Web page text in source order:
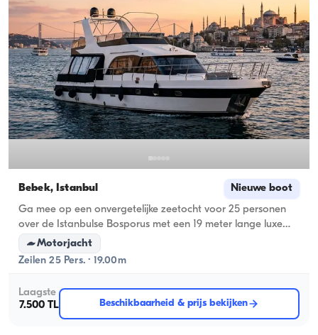
Bebek, İstanbul Nieuwe boot
Ga mee op een onvergetelijke zeetocht voor 25 personen
over de Istanbulse Bosporus met een 19 meter lange luxe
jacht vertrekkend vanuit Bebek!
Motorjacht
Zeilen 25 Pers. · 19.00m
Laagste
7.500 TL
Beschikbaarheid & prijs bekijken